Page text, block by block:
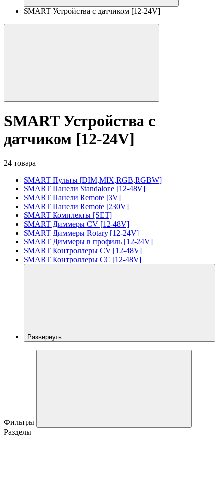
SMART Устройства с датчиком [12-24V]
SMART Устройства с
датчиком [12-24V]
24 товара
SMART Пульты [DIM,MIX,RGB,RGBW]
SMART Панели Standalone [12-48V]
SMART Панели Remote [3V]
SMART Панели Remote [230V]
SMART Комплекты [SET]
SMART Диммеры CV [12-48V]
SMART Диммеры Rotary [12-24V]
SMART Диммеры в профиль [12-24V]
SMART Контроллеры CV [12-48V]
SMART Контроллеры CC [12-48V]
Развернуть
Фильтры
Разделы